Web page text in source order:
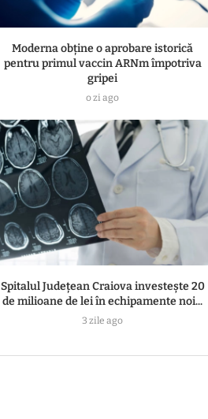
Moderna obține o aprobare istorică
pentru primul vaccin ARNm împotriva
gripei
o zi ago
Spitalul Județean Craiova investește 20
de milioane de lei în echipamente noi...
3 zile ago